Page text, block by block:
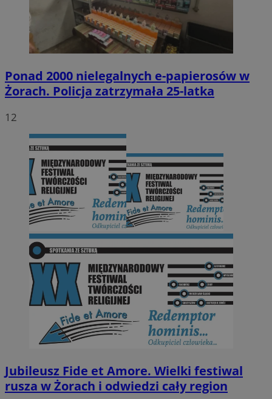
Ponad 2000 nielegalnych e-papierosów w
Żorach. Policja zatrzymała 25-latka
12
Jubileusz Fide et Amore. Wielki festiwal
rusza w Żorach i odwiedzi cały region